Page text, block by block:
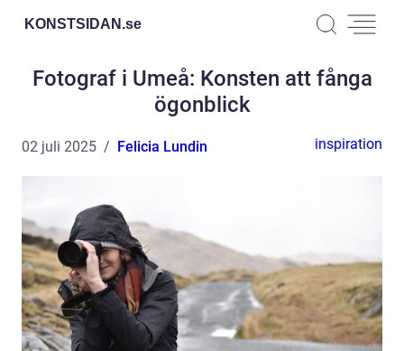
KONSTSIDAN.se
Fotograf i Umeå: Konsten att fånga
ögonblick
02 juli 2025 Felicia Lundin inspiration